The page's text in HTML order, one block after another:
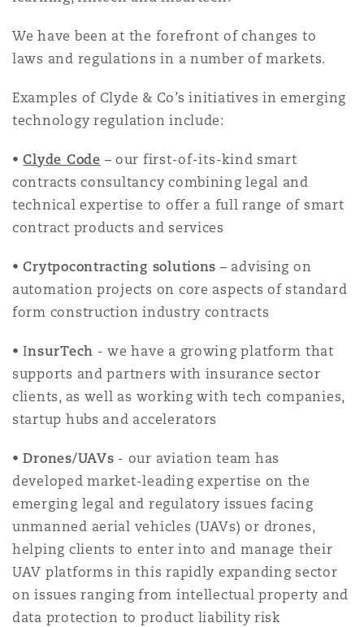
Entretien, réparation et
Droit aérien commercial
Droit réglementaire
Satellites et espace
Couverture d’assurance
Risques politiques et crédit
Responsabilité du fabricant
produits
Assurance biens
Réassurance
Assurance spécialisée
Bator
York
County
Francisco
(D. C.)
The St Botolph Building
We have been at the forefront of changes to
laws and regulations in a number of markets.
Examples of Clyde & Co’s initiatives in emerging
technology regulation include:
•Clyde Code – our first-of-its-kind smart
contracts consultancy combining legal and
technical expertise to offer a full range of smart
contract products and services
•Crytpocontracting solutions – advising on
automation projects on core aspects of standard
form construction industry contracts
• InsurTech - we have a growing platform that
supports and partners with insurance sector
clients, as well as working with tech companies,
startup hubs and accelerators
•Drones/UAVs - our aviation team has
developed market-leading expertise on the
emerging legal and regulatory issues facing
unmanned aerial vehicles (UAVs) or drones,
helping clients to enter into and manage their
UAV platforms in this rapidly expanding sector
on issues ranging from intellectual property and
data protection to product liability risk